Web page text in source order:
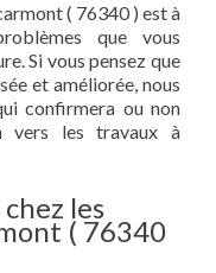
( 76340 ) est à
que vous
Si vous pensez que
et améliorée, nous
confirmera ou non
vers les travaux à
les
( 76340